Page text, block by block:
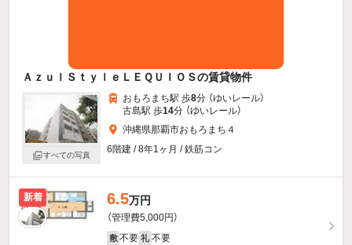
ＡｚｕｌＳｔｙｌｅＬＥＱＵＩＯＳの賃貸物件
すべての写真
おもろまち駅 歩8分 （ゆいレール）
古島駅 歩14分 （ゆいレール）
沖縄県那覇市おもろまち４
6階建 / 8年1ヶ月 / 鉄筋コン
新着 6.5万円
（管理費5,000円）
敷 不要 礼 不要